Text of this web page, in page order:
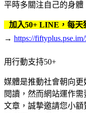
平時多關注自己的身體
加入50+ LINE，每天
→ https://
用行動支持50+
媒體是推動社會朝向
閱讀，然而網站運作
文章，誠摯邀請您小